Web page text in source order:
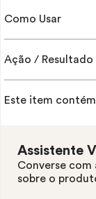
Como Usar
Ação / Resultado
Este item contém
Assistente
Converse com
sobre o